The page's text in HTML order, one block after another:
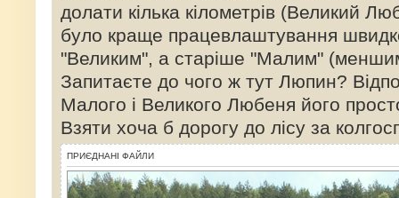
долати кілька кілометрів (Великий
було краще працевлаштування
"Великим", а старіше "Малим"
Запитаєте до чого ж тут Люпин?
Малого і Великого Любеня його
Взяти хоча б дорогу до лісу за
ПРИЄДНАНІ ФАЙЛИ